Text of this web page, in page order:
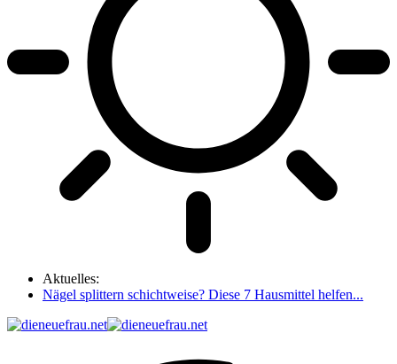
Aktuelles:
Nägel splittern schichtweise? Diese 7 Hausmittel helfen...